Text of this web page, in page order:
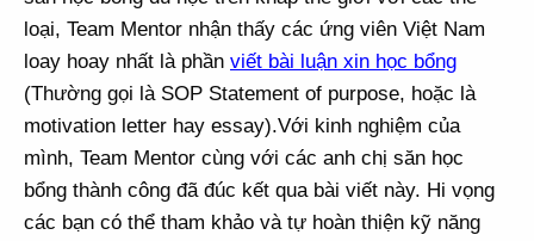
loại, Team Mentor nhận thấy các ứng viên Việt Nam
loay hoay nhất là phần viết bài luận xin học bổng
(Thường gọi là SOP Statement of purpose, hoặc là
motivation letter hay essay).Với kinh nghiệm của
mình, Team Mentor cùng với các anh chị săn học
bổng thành công đã đúc kết qua bài viết này. Hi vọng
các bạn có thể tham khảo và tự hoàn thiện kỹ năng